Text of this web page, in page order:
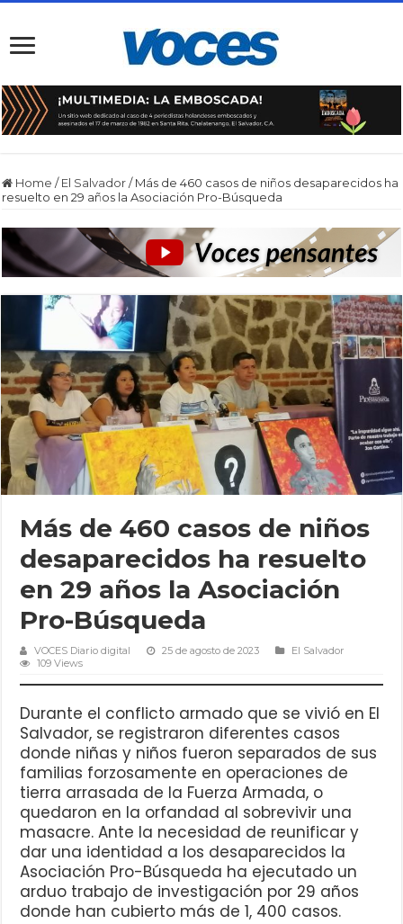
Home / El Salvador / Más de 460 casos de niños desaparecidos ha
resuelto en 29 años la Asociación Pro-Búsqueda
Más de 460 casos de niños
desaparecidos ha resuelto
en 29 años la Asociación
Pro-Búsqueda
VOCES Diario digital 25 de agosto de 2023
El Salvador
109 Views
Durante el conflicto armado que se vivió en El
Salvador, se registraron diferentes casos
donde niñas y niños fueron separados de sus
familias forzosamente en operaciones de
tierra arrasada de la Fuerza Armada, o
quedaron en la orfandad al sobrevivir una
masacre. Ante la necesidad de reunificar y
dar una identidad a los desaparecidos la
Asociación Pro-Búsqueda ha ejecutado un
arduo trabajo de investigación por 29 años
donde han cubierto más de 1, 400 casos.